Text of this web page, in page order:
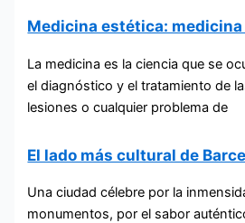
Medicina estética: medicina
La medicina es la ciencia que se
el diagnóstico y el tratamiento de
lesiones o cualquier problema de
El lado más cultural de
Una ciudad célebre por la
monumentos, por el sabor